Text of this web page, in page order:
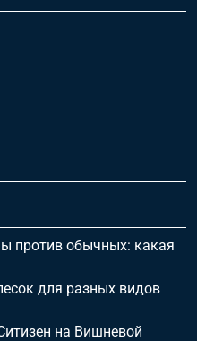
против обычных: какая
для разных видов
на Вишневой